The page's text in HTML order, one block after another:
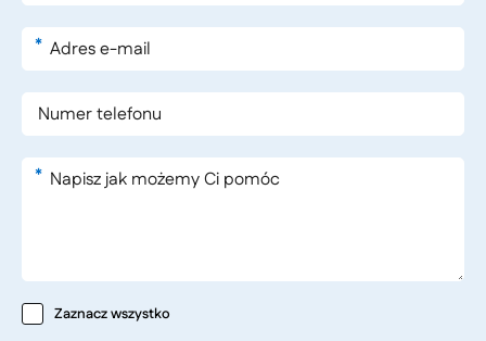
*
*
Zaznacz wszystko